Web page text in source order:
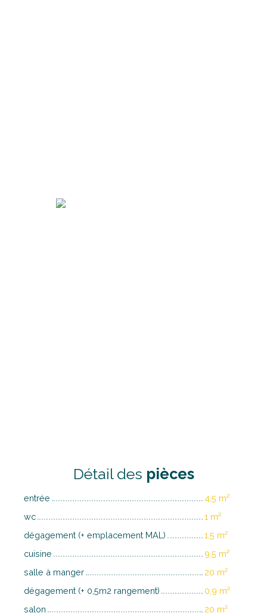
Détail des pièces
entrée
4,5 m²
wc
1 m²
dégagement (+ emplacement MAL)
1,5 m²
cuisine
9,5 m²
salle à manger
20 m²
dégagement (+ 0,5m2 rangement)
0,9 m²
salon
20 m²